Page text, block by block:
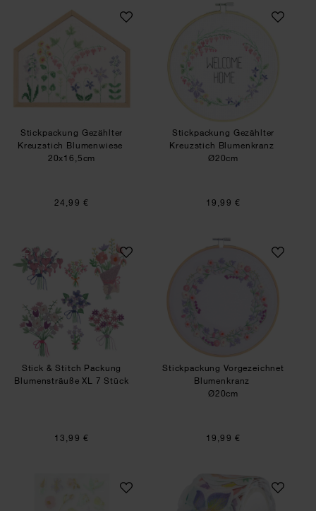
Stickpackung Gezählter Kreuzstich
Stickpackung Gezählter
Kreuzstich Blumenwiese
20x16,5cm
24,99 €
Stickpackung
Stickpackung Gezählter
Kreuzstich Blumenkranz
Ø20cm
19,99 €
SET
Stick & Stitch Packung Blumensträuße XL 7
Stick & Stitch Packung
Blumensträuße XL 7 Stück
13,99 €
Stickpackung
Stickpackung Vorgezeichnet
Blumenkranz
Ø20cm
19,99 €
Paper Poetry Gelsticker Blumen pastell 1 Bogen
Washi Sticker